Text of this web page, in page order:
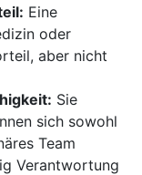
Eine
oder
aber nicht
Sie
sich sowohl
Team
Verantwortung